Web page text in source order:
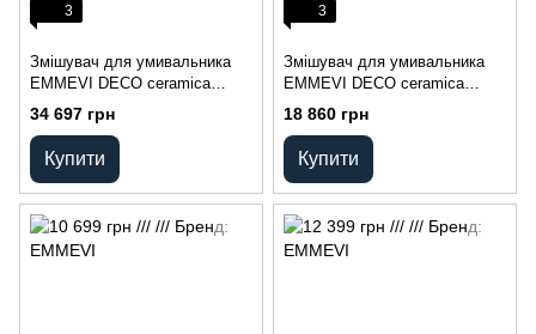
3
Змішувач для умивальника
EMMEVI DECO ceramica
OR121613
34 697 грн
Купити
3
Змішувач для умивальника
EMMEVI DECO ceramica
OR121643
18 860 грн
Купити